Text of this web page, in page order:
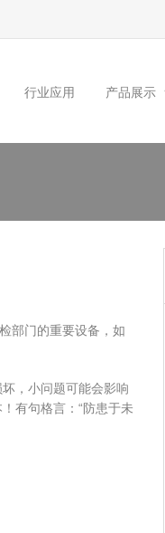
行业应用 产品展示
部门的重要设备，如
，小问题可能会影响
有句格言：“防患于未